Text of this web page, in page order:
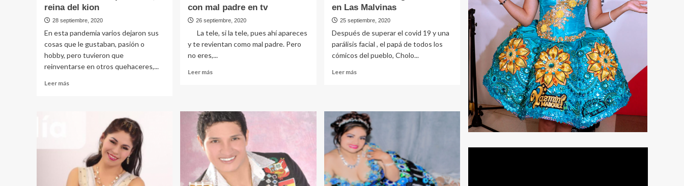
reina del kion
28 septiembre, 2020
En esta pandemia varios dejaron sus
cosas que le gustaban, pasión o
hobby, pero tuvieron que
reinventarse en otros quehaceres,...
Leer más
del
con mal padre en tv
26 septiembre, 2020
La tele, si la tele, pues ahí apareces
y te revientan como mal padre. Pero
no eres,...
Leer más
Wilmer
Ilman
con
padre
en
tv
en Las Malvinas
25 septiembre, 2020
Después de superar el covid 19 y una
parálisis facial , el papá de todos los
cómicos del pueblo, Cholo...
Leer másLeer
inaugura
tienda
en
Las
Malvinas